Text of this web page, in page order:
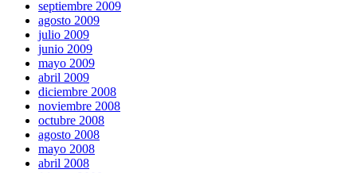
septiembre 2009
agosto 2009
julio 2009
junio 2009
mayo 2009
abril 2009
diciembre 2008
noviembre 2008
octubre 2008
agosto 2008
mayo 2008
abril 2008